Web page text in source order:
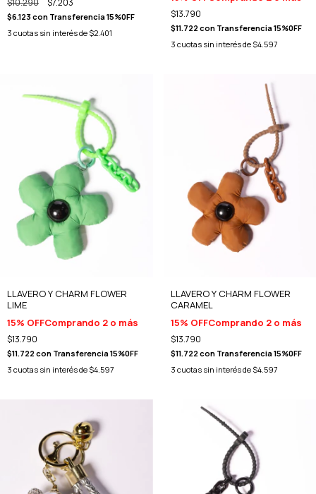
$6.123con Transferencia 15%0FF
3 cuotas sin interés de $2.401
$13.790
$11.722 con Transferencia 15%0FF
3 cuotas sin interés de $4.597
LLAVERO Y CHARM FLOWER
LIME
15% OFFComprando 2 o más
$13.790
$11.722con Transferencia 15%0FF
3 cuotas sin interés de $4.597
LLAVERO Y CHARM FLOWER
CARAMEL
15% OFFComprando 2 o más
$13.790
$11.722con Transferencia 15%0FF
3 cuotas sin interés de $4.597